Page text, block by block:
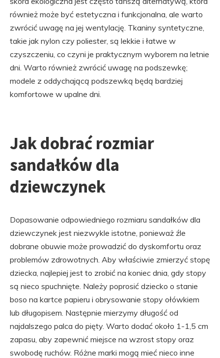
również może być estetyczna i funkcjonalna, ale warto
zwrócić uwagę na jej wentylację. Tkaniny syntetyczne,
takie jak nylon czy poliester, są lekkie i łatwe w
czyszczeniu, co czyni je praktycznym wyborem na letnie
dni. Warto również zwrócić uwagę na podszewkę;
modele z oddychającą podszewką będą bardziej
komfortowe w upalne dni.
Jak dobrać rozmiar
sandałków dla
dziewczynek
Dopasowanie odpowiedniego rozmiaru sandałków dla
dziewczynek jest niezwykle istotne, ponieważ źle
dobrane obuwie może prowadzić do dyskomfortu oraz
problemów zdrowotnych. Aby właściwie zmierzyć stopę
dziecka, najlepiej jest to zrobić na koniec dnia, gdy stopy
są nieco spuchnięte. Należy poprosić dziecko o stanie
boso na kartce papieru i obrysowanie stopy ołówkiem
lub długopisem. Następnie mierzymy długość od
najdalszego palca do pięty. Warto dodać około 1-1,5 cm
zapasu, aby zapewnić miejsce na wzrost stopy oraz
swobodę ruchów. Różne marki mogą mieć nieco inne